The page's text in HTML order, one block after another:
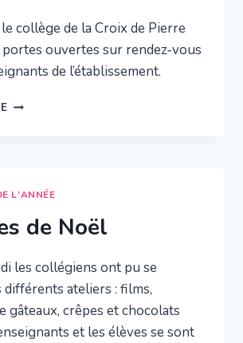
collège de la Croix de Pierre
ouvertes sur rendez-vous
de l’établissement.
PORTES
L'ANNÉE
de Noël
les collégiens ont pu se
différents ateliers : films,
gâteaux, crêpes et chocolats
et les élèves se sont